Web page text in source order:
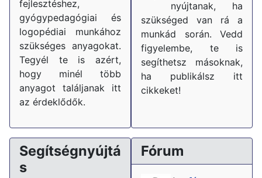
fejlesztéshez,
gyógypedagógiai és
logopédiai munkához
szükséges anyagokat.
Tegyél te is azért,
hogy minél több
anyagot találjanak itt
az érdeklődők.
nyújtanak, ha
szükséged van rá a
munkád során. Vedd
figyelembe, te is
segíthetsz másoknak,
ha publikálsz itt
cikkeket!
Segítségnyújtá
s
Fórum